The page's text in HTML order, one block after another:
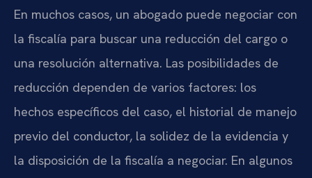
En muchos casos, un abogado puede negociar con
la fiscalía para buscar una reducción del cargo o
una resolución alternativa. Las posibilidades de
reducción dependen de varios factores: los
hechos específicos del caso, el historial de manejo
previo del conductor, la solidez de la evidencia y
la disposición de la fiscalía a negociar. En algunos